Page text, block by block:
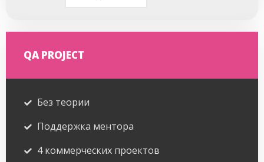
QA PROJECT
Без теории
Поддержка ментора
4 коммерческих проектов